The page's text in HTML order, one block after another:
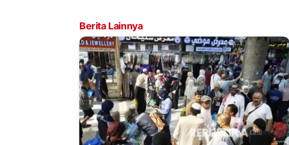
Berita Lainnya